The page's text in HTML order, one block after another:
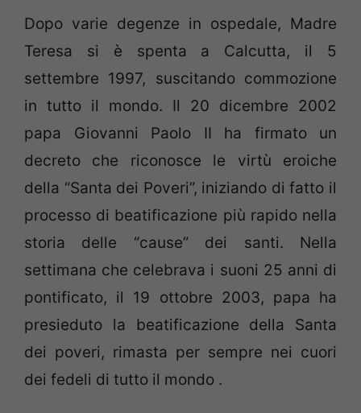
Dopo varie degenze in ospedale, Madre
Teresa si è spenta a Calcutta, il 5
settembre 1997, suscitando commozione
in tutto il mondo. Il 20 dicembre 2002
papa Giovanni Paolo II ha firmato un
decreto che riconosce le virtù eroiche
della “Santa dei Poveri”, iniziando di fatto il
processo di beatificazione più rapido nella
storia delle “cause” dei santi. Nella
settimana che celebrava i suoni 25 anni di
pontificato, il 19 ottobre 2003, papa ha
presieduto la beatificazione della Santa
dei poveri, rimasta per sempre nei cuori
dei fedeli di tutto il mondo .